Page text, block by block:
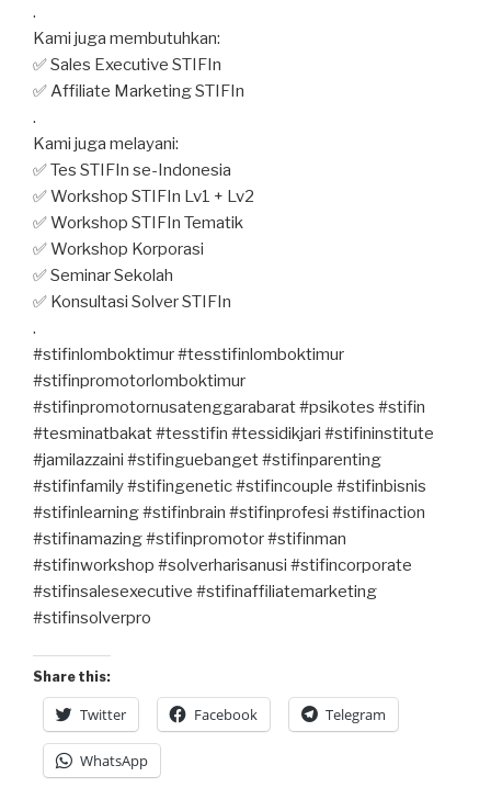
.
Kami juga membutuhkan:
✅ Sales Executive STIFIn
✅ Affiliate Marketing STIFIn
.
Kami juga melayani:
✅ Tes STIFIn se-Indonesia
✅ Workshop STIFIn Lv1 + Lv2
✅ Workshop STIFIn Tematik
✅ Workshop Korporasi
✅ Seminar Sekolah
✅ Konsultasi Solver STIFIn
.
#stifinlomboktimur #tesstifinlomboktimur
#stifinpromotorlomboktimur
#stifinpromotornusatenggarabarat #psikotes #stifin
#tesminatbakat #tesstifin #tessidikjari #stifininstitute
#jamilazzaini #stifinguebanget #stifinparenting
#stifinfamily #stifingenetic #stifincouple #stifinbisnis
#stifinlearning #stifinbrain #stifinprofesi #stifinaction
#stifinamazing #stifinpromotor #stifinman
#stifinworkshop #solverharisanusi #stifincorporate
#stifinsalesexecutive #stifinaffiliatemarketing
#stifinsolverpro
Share this:
Twitter Facebook Telegram
WhatsApp